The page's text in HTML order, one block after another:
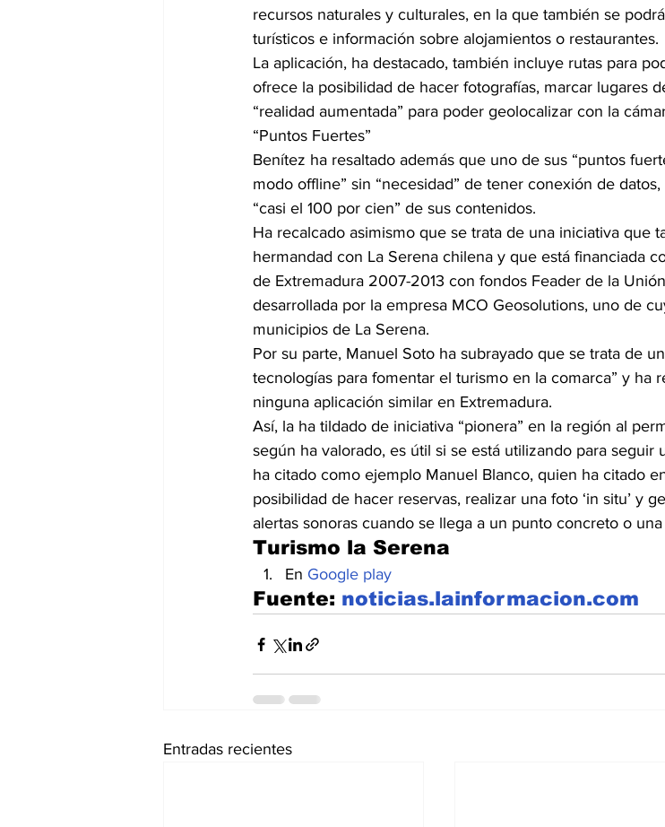
recursos naturales y culturales, en la que también se
turísticos e información sobre alojamientos o restaurantes.
La aplicación, ha destacado, también incluye rutas para
ofrece la posibilidad de hacer fotografías, marcar lugares
“realidad aumentada” para poder geolocalizar con la
“Puntos Fuertes”
Benítez ha resaltado además que uno de sus “puntos
modo offline” sin “necesidad” de tener conexión de
“casi el 100 por cien” de sus contenidos.
Ha recalcado asimismo que se trata de una iniciativa que
hermandad con La Serena chilena y que está financiada
de Extremadura 2007-2013 con fondos Feader de la
desarrollada por la empresa MCO Geosolutions, uno de
municipios de La Serena.
Por su parte, Manuel Soto ha subrayado que se trata de
tecnologías para fomentar el turismo en la comarca” y ha
ninguna aplicación similar en Extremadura.
Así, la ha tildado de iniciativa “pionera” en la región al
según ha valorado, es útil si se está utilizando para seguir
ha citado como ejemplo Manuel Blanco, quien ha citado
posibilidad de hacer reservas, realizar una foto ‘in situ’ y
alertas sonoras cuando se llega a un punto concreto o una
Turismo la Serena
En Google play
Fuente: noticias.lainformacion.com
Entradas recientes